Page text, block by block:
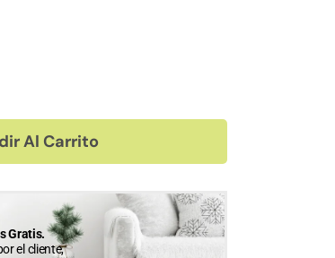
Al Carrito
Gratis.
el cliente,